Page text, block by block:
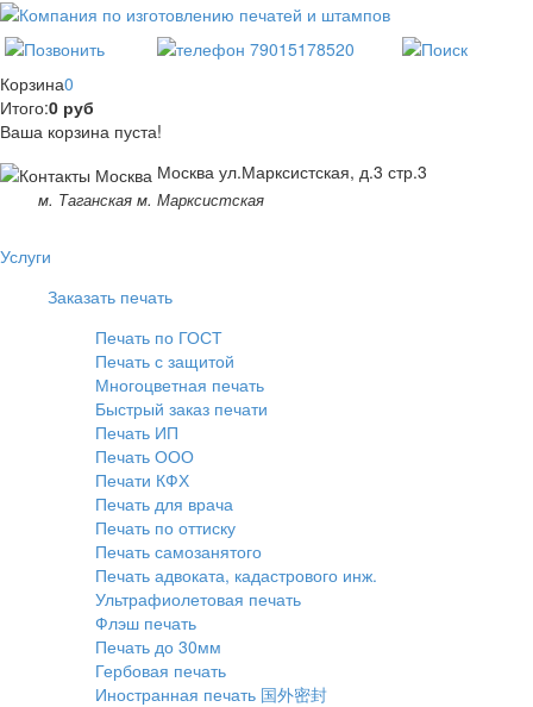
Корзина0
Итого:0 руб
Ваша корзина пуста!
Москва ул.Марксистская, д.3 стр.3
м. Таганская м. Марксистская
Услуги
Заказать печать
Печать по ГОСТ
Печать с защитой
Многоцветная печать
Быстрый заказ печати
Печать ИП
Печать ООО
Печати КФХ
Печать для врача
Печать по оттиску
Печать самозанятого
Печать адвоката, кадастрового инж.
Ультрафиолетовая печать
Флэш печать
Печать до 30мм
Гербовая печать
Иностранная печать 国外密封